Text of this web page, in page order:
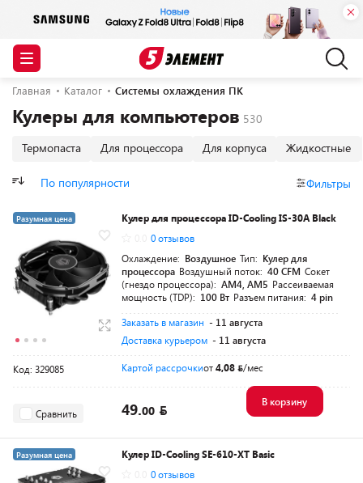
Главная Каталог Системы охлаждения ПК
Кулеры для компьютеров
Термопаста Для процессора Для корпуса Жидкостные
По популярности Фильтры
Разумная цена
Кулер для процессора ID-Cooling IS-30A Black
0 отзывов
Охлаждение: Воздушное Тип: Кулер для
процессора Воздушный поток: 40 CFM Сокет
(гнездо процессора): AM4, AM5 Рассеиваемая
мощность (TDP): 100 Вт Разъем питания: 4 pin
Заказать в магазин - 11 августа
Доставка курьером - 11 августа
Код: 329085 Картой рассрочкиот4,08 /мес
Сравнить 49.00
В корзину
Разумная цена
Кулер ID-Cooling SE-610-XT Basic
0 отзывов